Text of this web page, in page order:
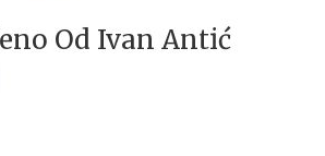
Od Ivan Antić